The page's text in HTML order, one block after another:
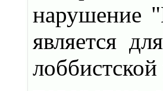
нарушение
является